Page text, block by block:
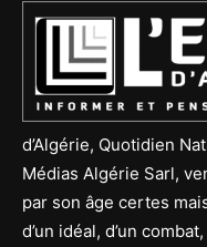
d’Algérie, Quotidien
Médias Algérie Sarl,
par son âge certes
d’un idéal, d’un